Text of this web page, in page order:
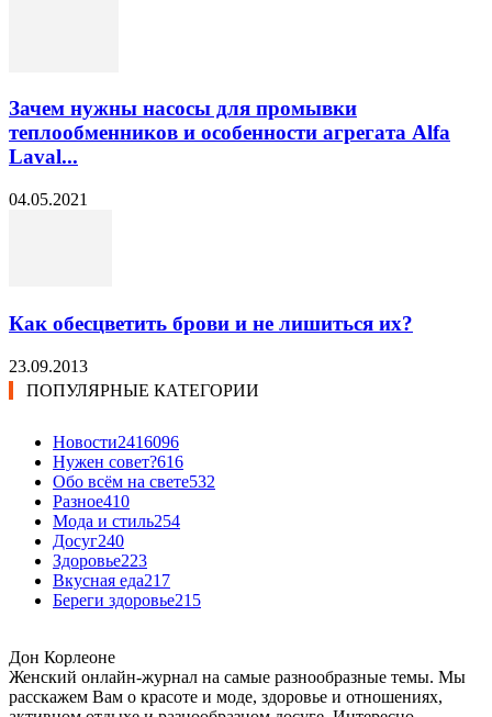
Зачем нужны насосы для промывки
теплообменников и особенности агрегата Alfa
Laval...
04.05.2021
Как обесцветить брови и не лишиться их?
23.09.2013
ПОПУЛЯРНЫЕ КАТЕГОРИИ
Новости2416096
Нужен совет?616
Обо всём на свете532
Разное410
Мода и стиль254
Досуг240
Здоровье223
Вкусная еда217
Береги здоровье215
Дон Корлеоне
Женский онлайн-журнал на самые разнообразные темы. Мы
расскажем Вам о красоте и моде, здоровье и отношениях,